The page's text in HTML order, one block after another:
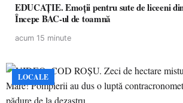
EDUCAȚIE. Emoții pentru sute de liceeni
Începe BAC-ul de toamnă
acum 15 minute
LOCALE